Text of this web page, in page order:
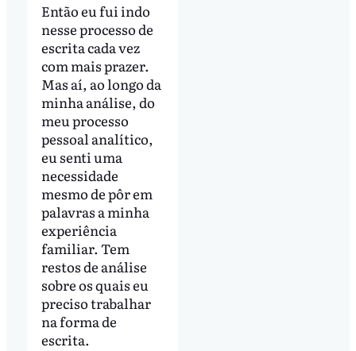
Então eu fui indo
nesse processo de
escrita cada vez
com mais prazer.
Mas aí, ao longo da
minha análise, do
meu processo
pessoal analítico,
eu senti uma
necessidade
mesmo de pôr em
palavras a minha
experiência
familiar. Tem
restos de análise
sobre os quais eu
preciso trabalhar
na forma de
escrita.